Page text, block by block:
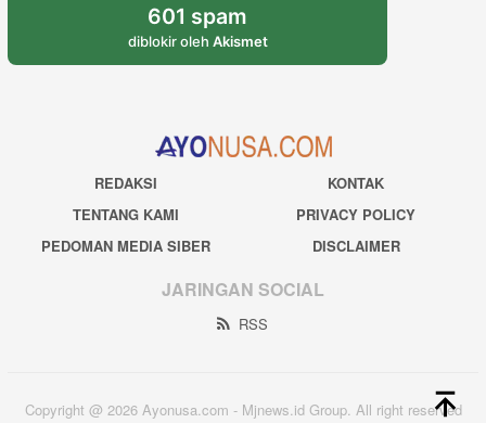
601 spam
diblokir oleh Akismet
REDAKSI
KONTAK
TENTANG KAMI
PRIVACY POLICY
PEDOMAN MEDIA SIBER
DISCLAIMER
JARINGAN SOCIAL
RSS
Copyright @ 2026 Ayonusa.com - Mjnews.id Group. All right reserved